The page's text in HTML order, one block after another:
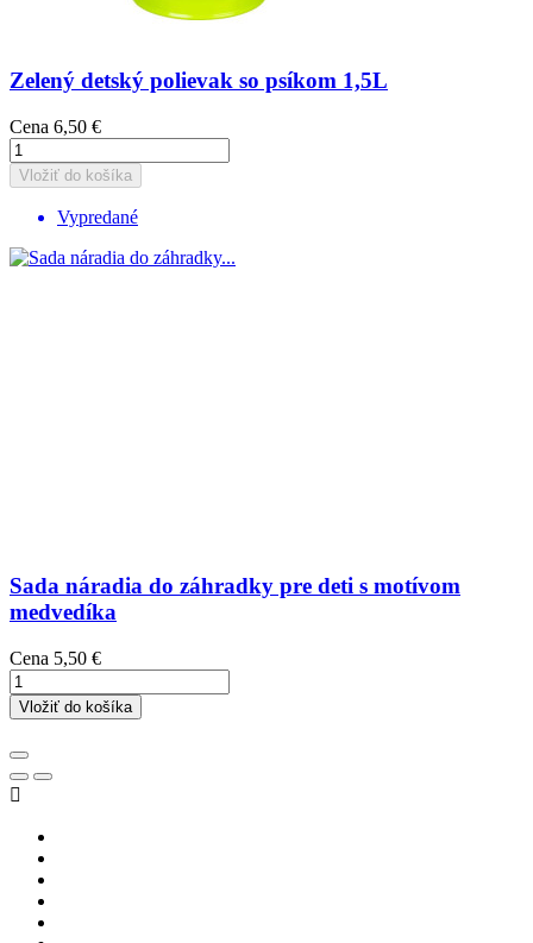
Zelený detský polievak so psíkom 1,5L
Cena 6,50 €
Vložiť do košíka
Vypredané
Sada náradia do záhradky pre deti s motívom
medvedíka
Cena 5,50 €
Vložiť do košíka
